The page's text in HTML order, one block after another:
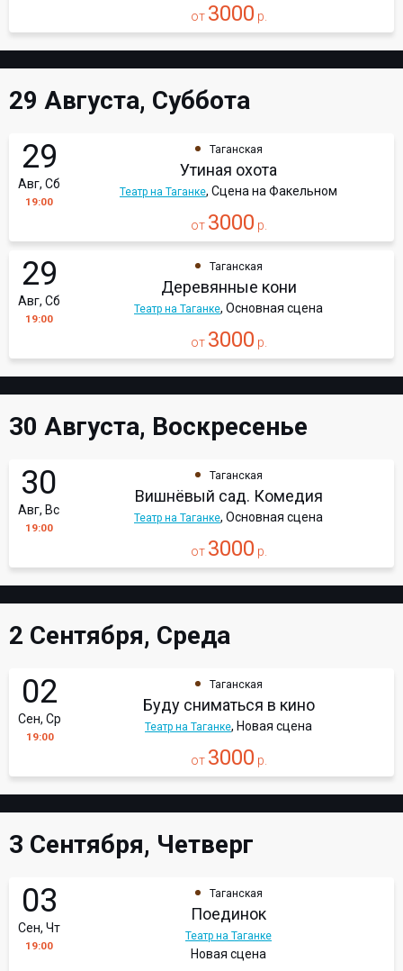
от 3000 р.
29 Августа, Суббота
29
Авг, Сб
19:00
Таганская
Утиная охота
Театр на Таганке, Сцена на Факельном
от 3000 р.
29
Авг, Сб
19:00
Таганская
Деревянные кони
Театр на Таганке, Основная сцена
от 3000 р.
30 Августа, Воскресенье
30
Авг, Вс
19:00
Таганская
Вишнёвый сад. Комедия
Театр на Таганке, Основная сцена
от 3000 р.
2 Сентября, Среда
02
Сен, Ср
19:00
Таганская
Буду сниматься в кино
Театр на Таганке, Новая сцена
от 3000 р.
3 Сентября, Четверг
03
Сен, Чт
19:00
Таганская
Поединок
Театр на Таганке
Новая сцена